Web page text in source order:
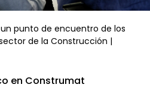
punto de encuentro de los
de la Construcción |
en Construmat